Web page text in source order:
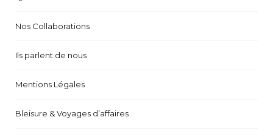
Nos Collaborations
Ils parlent de nous
Mentions Légales
Bleisure & Voyages d’affaires